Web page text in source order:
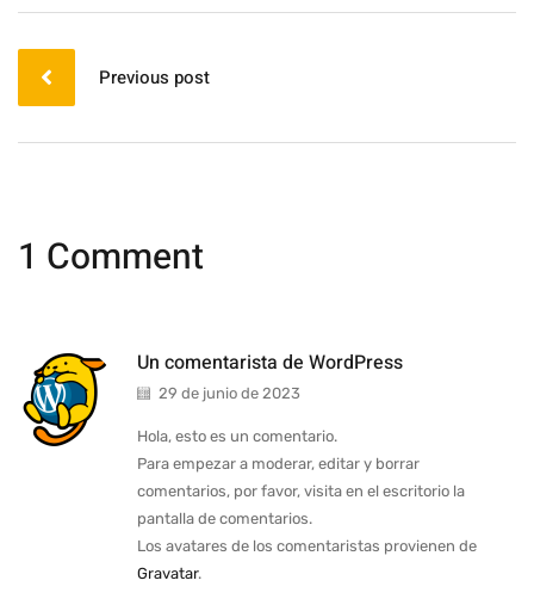
Previous post
1 Comment
Un comentarista de WordPress
29 de junio de 2023
Hola, esto es un comentario.
Para empezar a moderar, editar y borrar
comentarios, por favor, visita en el escritorio la
pantalla de comentarios.
Los avatares de los comentaristas provienen de
Gravatar.